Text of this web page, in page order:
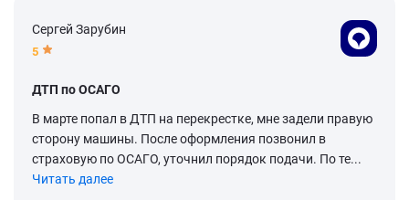
Сергей Зарубин
5
ДТП по ОСАГО
В марте попал в ДТП на перекрестке, мне задели правую
сторону машины. После оформления позвонил в
страховую по ОСАГО, уточнил порядок подачи. По те...
Читать далее